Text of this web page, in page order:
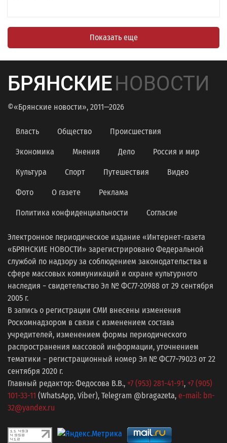
Показать еще
БРЯНСКИЕНОВОСТИ
©«Брянские новости», 2011—2026
Власть Общество Происшествия
Экономика Мнения Дело Россия и мир
Культура Спорт Путешествия Видео
Фото О газете Реклама
Политика конфиденциальности Согласие
Электронное периодическое издание «Интернет-газета
«БРЯНСКИЕ НОВОСТИ» зарегистрировано Федеральной
службой по надзору за соблюдением законодательства в
сфере массовых коммуникаций и охране культурного
наследия − свидетельство Эл № ФС77-20988 от 29 сентября
2005 г.
В запись о регистрации СМИ внесены изменения
Роскомнадзором в связи с изменением состава
учредителей, изменением формы периодического
распространения массовой информации, уточнением
тематики − регистрационный номер Эл № ФС77−79023 от 22
сентября 2020 г.
Главный редактор: Федосова В.В., +7 (953) 281-41-91, +7 (905)
101-33-11 (WhatsApp, Viber), Telegram @bragazeta, e-mail: bn-
32@yandex.ru